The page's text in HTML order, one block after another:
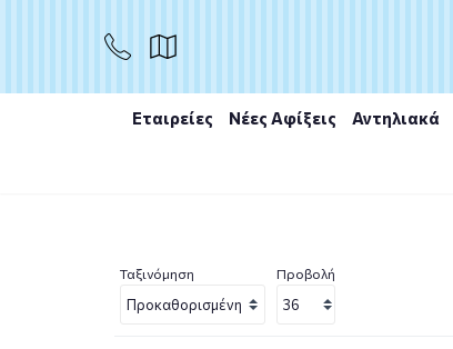
Εταιρείες Νέες Αφίξεις Αντηλιακά
Ταξινόμηση Προβολή